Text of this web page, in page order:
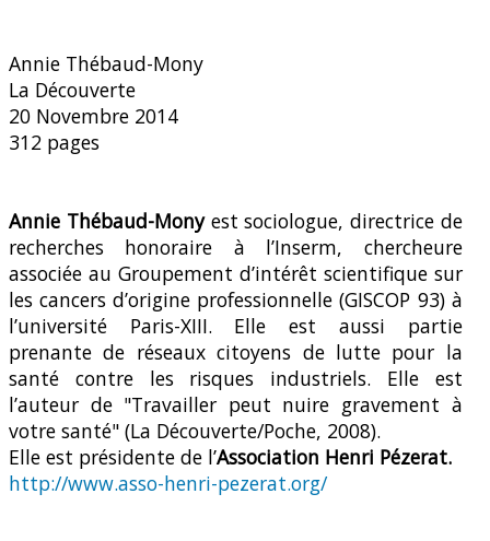
Annie Thébaud-Mony
La Découverte
20 Novembre 2014
312 pages
Annie Thébaud-Mony est sociologue, directrice de
recherches honoraire à l’Inserm, chercheure
associée au Groupement d’intérêt scientifique sur
les cancers d’origine professionnelle (GISCOP 93) à
l’université Paris-XIII. Elle est aussi partie
prenante de réseaux citoyens de lutte pour la
santé contre les risques industriels. Elle est
l’auteur de "Travailler peut nuire gravement à
votre santé" (La Découverte/Poche, 2008).
Elle est présidente de l’Association Henri Pézerat.
http://www.asso-henri-pezerat.org/